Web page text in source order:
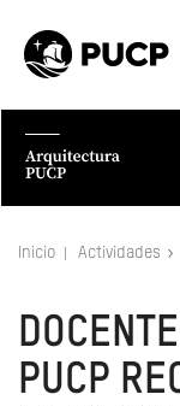
Inicio Actividades
PUCP